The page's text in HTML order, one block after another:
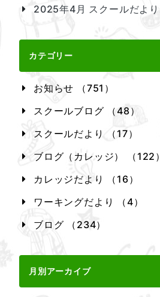
2025年4月 スクールだより
カテゴリー
お知らせ （751）
スクールブログ （48）
スクールだより （17）
ブログ（カレッジ） （122）
カレッジだより （16）
ワーキングだより （4）
ブログ （234）
月別アーカイブ